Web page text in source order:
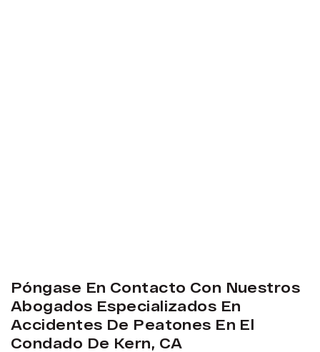
Póngase En Contacto Con Nuestros
Abogados Especializados En
Accidentes De Peatones En El
Condado De Kern, CA